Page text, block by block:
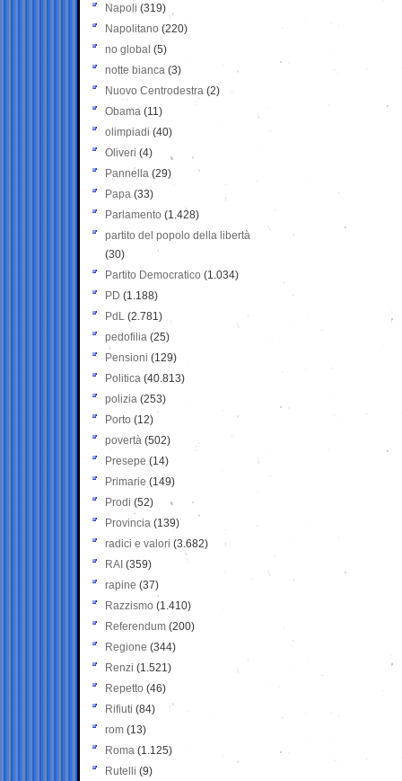
Napoli (319)
Napolitano (220)
no global (5)
notte bianca (3)
Nuovo Centrodestra (2)
Obama (11)
olimpiadi (40)
Oliveri (4)
Pannella (29)
Papa (33)
Parlamento (1.428)
partito del popolo della libertà
(30)
Partito Democratico (1.034)
PD (1.188)
PdL (2.781)
pedofilia (25)
Pensioni (129)
Politica (40.813)
polizia (253)
Porto (12)
povertà (502)
Presepe (14)
Primarie (149)
Prodi (52)
Provincia (139)
radici e valori (3.682)
RAI (359)
rapine (37)
Razzismo (1.410)
Referendum (200)
Regione (344)
Renzi (1.521)
Repetto (46)
Rifiuti (84)
rom (13)
Roma (1.125)
Rutelli (9)